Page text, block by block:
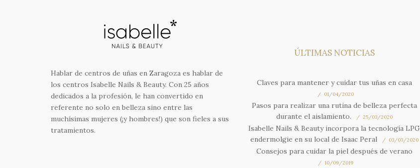
Hablar de centros de uñas en Zaragoza es hablar de
los centros Isabelle Nails & Beauty. Con 25 años
dedicados a la profesión, le han convertido en
referente no solo en belleza sino entre las
muchísimas mujeres (¡y hombres!) que son fieles a sus
tratamientos.
ÚLTIMAS NOTICIAS
Claves para mantener y cuidar tus uñas en casa
01/04/2020
Pasos para realizar una rutina de belleza perfecta
durante el aislamiento.
25/03/2020
Isabelle Nails & Beauty incorpora la tecnología LPG
endermolgie en su local de Isaac Peral
03/03/2020
Consejos para cuidar la piel después de verano
10/09/2019